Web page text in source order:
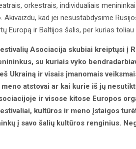
orkestrais, individualiais
Akivaizdu, kad jei nesustabdysime
Europą ir Baltijos šalis, per kurias toliau
Asociacija skubiai kreiptųsi į
su kuriais vyko
Ukrainą ir visais įmanomais
atstovai ar kai kurie iš jų
ir visose kitose Europos
kultūros ir meno įstaigos
į savo šalių kultūros renginius.